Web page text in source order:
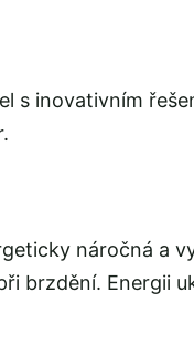
s inovativním
náročná a
brzdění. Energii